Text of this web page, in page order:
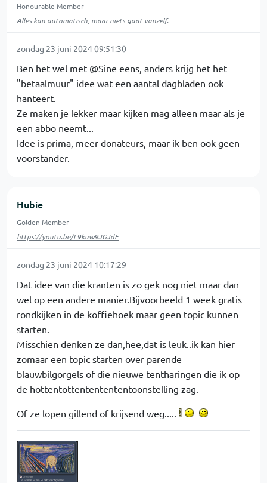
Honourable Member
Alles kan automatisch, maar niets gaat vanzelf.
zondag 23 juni 2024 09:51:30
Ben het wel met @Sine eens, anders krijg het het
"betaalmuur" idee wat een aantal dagbladen ook
hanteert.
Ze maken je lekker maar kijken mag alleen maar als je
een abbo neemt...
Idee is prima, meer donateurs, maar ik ben ook geen
voorstander.
Hubie
Golden Member
https://youtu.be/L9kuw9JGJdE
zondag 23 juni 2024 10:17:29
Dat idee van die kranten is zo gek nog niet maar dan
wel op een andere manier.Bijvoorbeeld 1 week gratis
rondkijken in de koffiehoek maar geen topic kunnen
starten.
Misschien denken ze dan,hee,dat is leuk..ik kan hier
zomaar een topic starten over parende
blauwbilgorgels of die nieuwe tentharingen die ik op
de hottentottententententoonstelling zag.
Of ze lopen gillend of krijsend weg.....